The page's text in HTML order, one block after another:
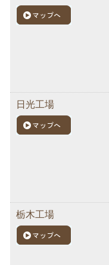
日光工場
栃木工場